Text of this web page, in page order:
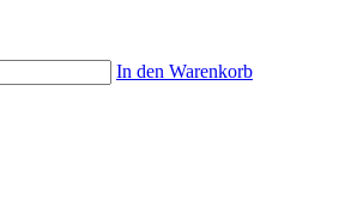
In den Warenkorb